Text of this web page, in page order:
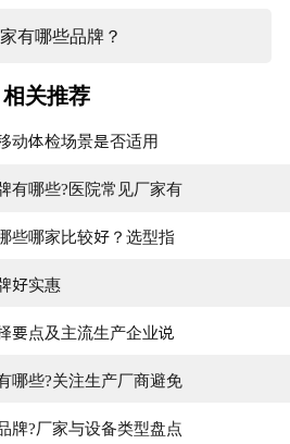
有哪些品牌？
相关推荐
动体检场景是否适用
有哪些?医院常见厂家有
些哪家比较好？选型指
好实惠
要点及主流生产企业说
哪些?关注生产厂商避免
牌?厂家与设备类型盘点